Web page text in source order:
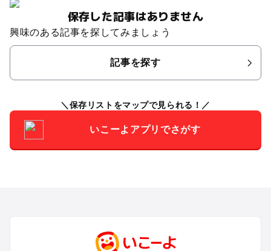
保存した記事はありません
興味のある記事を探してみましょう
記事を探す
保存リストをマップで見られる！
いこーよアプリでさがす